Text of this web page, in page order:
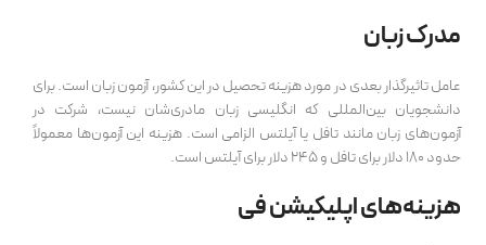
مدرک زبان
عامل تاثیرگذار بعدی در مورد هزینه تحصیل در این کشور، آزمون زبان است. برای
دانشجویان بین‌المللی که انگلیسی زبان مادری‌شان نیست، شرکت در
آزمون‌های زبان مانند تافل یا آیلتس الزامی است. هزینه این آزمون‌ها معمولاً
حدود 180 دلار برای تافل و 245 دلار برای آیلتس است.
هزینه‌های اپلیکیشن فی